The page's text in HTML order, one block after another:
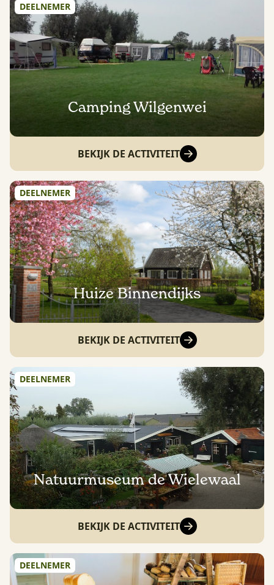
DEELNEMER
Camping Wilgenwei
BEKIJK DE ACTIVITEIT
DEELNEMER
Huize Binnendijks
BEKIJK DE ACTIVITEIT
DEELNEMER
Natuurmuseum de Wielewaal
BEKIJK DE ACTIVITEIT
DEELNEMER